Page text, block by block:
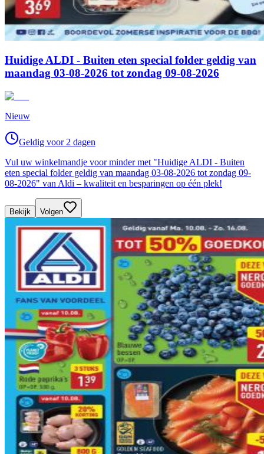
Huidige ALDI - Buiten eten special folder geldig van
maandag 03-08-2026 tot zondag 09-08-2026
Nieuw
Geldig voor 2 dagen
Vul uw winkelmandje voor minder met "Huidige ALDI - Buiten
eten special folder geldig van maandag 03-08-2026 tot zondag 09-
08-2026" van Aldi – kwaliteit en besparingen op één plek!
Bekijk Volgen